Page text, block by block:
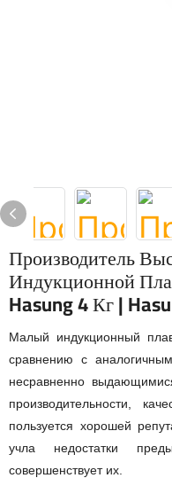
Производитель
Индукционной
Hasung 4 Кг |
Малый индукционный
сравнению с
несравненно
производительности,
пользуется хорошей
учла недостатки
совершенствует их.